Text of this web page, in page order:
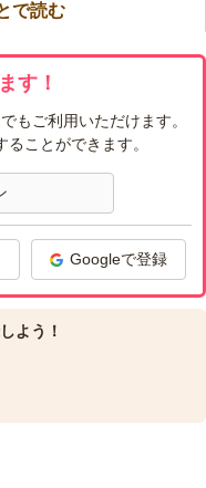
で読む
す！
もご利用いただけます。
ことができます。
Googleで登録
よう！